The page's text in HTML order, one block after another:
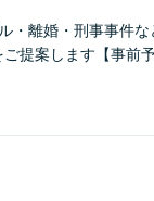
・離婚・刑事事件
提案します【事前